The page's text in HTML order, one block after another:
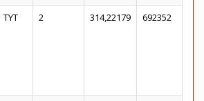
TYT 2 314,22179 692352